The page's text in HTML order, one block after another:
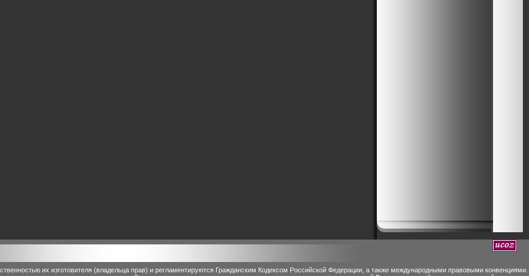
их изготовителя (владельца прав) и регламентируются Гражданским Кодексом Российской Федерации, а также международными правовыми конвенциями.